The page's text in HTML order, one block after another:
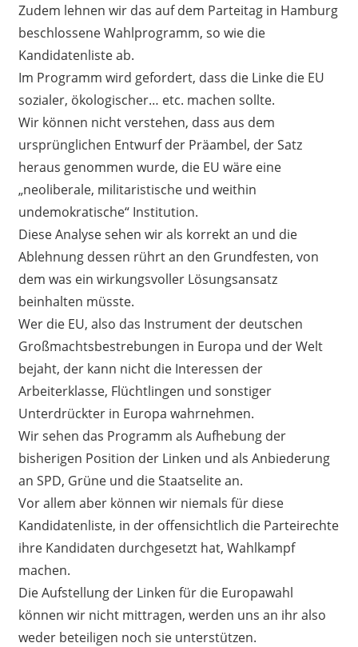
Zudem lehnen wir das auf dem Parteitag in Hamburg
beschlossene Wahlprogramm, so wie die
Kandidatenliste ab.
Im Programm wird gefordert, dass die Linke die EU
sozialer, ökologischer… etc. machen sollte.
Wir können nicht verstehen, dass aus dem
ursprünglichen Entwurf der Präambel, der Satz
heraus genommen wurde, die EU wäre eine
„neoliberale, militaristische und weithin
undemokratische“ Institution.
Diese Analyse sehen wir als korrekt an und die
Ablehnung dessen rührt an den Grundfesten, von
dem was ein wirkungsvoller Lösungsansatz
beinhalten müsste.
Wer die EU, also das Instrument der deutschen
Großmachtsbestrebungen in Europa und der Welt
bejaht, der kann nicht die Interessen der
Arbeiterklasse, Flüchtlingen und sonstiger
Unterdrückter in Europa wahrnehmen.
Wir sehen das Programm als Aufhebung der
bisherigen Position der Linken und als Anbiederung
an SPD, Grüne und die Staatselite an.
Vor allem aber können wir niemals für diese
Kandidatenliste, in der offensichtlich die Parteirechte
ihre Kandidaten durchgesetzt hat, Wahlkampf
machen.
Die Aufstellung der Linken für die Europawahl
können wir nicht mittragen, werden uns an ihr also
weder beteiligen noch sie unterstützen.